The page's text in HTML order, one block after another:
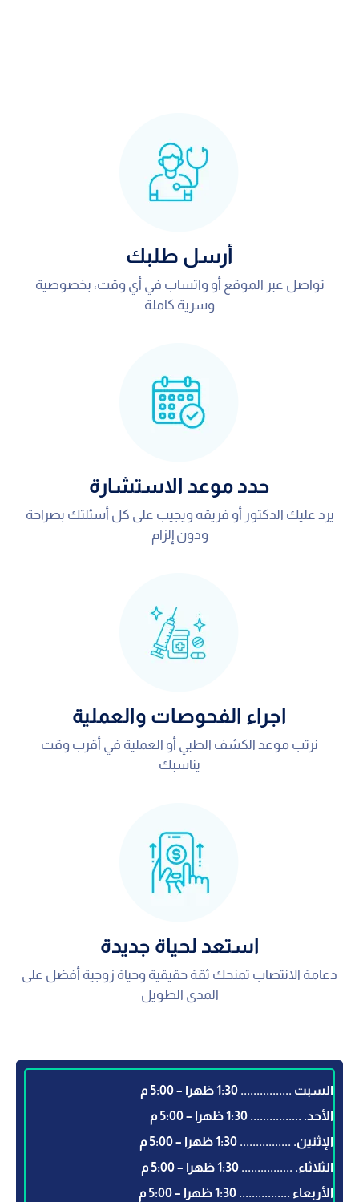
أرسل طلبك
تواصل عبر الموقع أو واتساب في أي وقت، بخصوصية
وسرية كاملة
حدد موعد الاستشارة
يرد عليك الدكتور أو فريقه ويجيب على كل أسئلتك بصراحة
ودون إلزام
اجراء الفحوصات والعملية
نرتب موعد الكشف الطبي أو العملية في أقرب وقت
يناسبك
استعد لحياة جديدة
دعامة الانتصاب تمنحك ثقة حقيقية وحياة زوجية أفضل على
المدى الطويل
السبت ................ 1:30 ظهرا – 5:00 م
الأحد. ................ 1:30 ظهرا – 5:00 م
الإثنين. ................ 1:30 ظهرا – 5:00 م
الثلاثاء. ................ 1:30 ظهرا – 5:00 م
الأربعاء ................ 1:30 ظهرا – 5:00 م